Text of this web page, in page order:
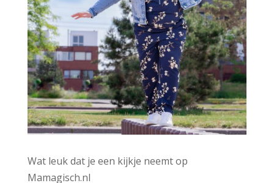
Wat leuk dat je een kijkje neemt op
Mamagisch.nl